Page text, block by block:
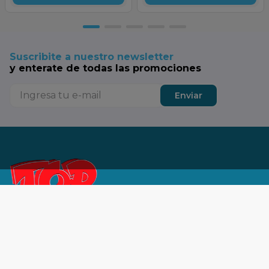
Suscribite a nuestro newsletter
y enterate de todas las promociones
Enviar